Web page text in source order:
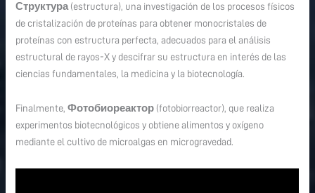
Структура (estructura), una investigación de los procesos físicos
de cristalización de proteínas para obtener monocristales de
proteínas con estructura perfecta, adecuados para el análisis
estructural de rayos-X y descifrar su estructura en interés de las
ciencias fundamentales, la medicina y la biotecnología.
Finalmente,Фотобиореактор (fotobiorreactor), que realiza
experimentos biotecnológicos y obtiene alimentos y oxígeno
mediante el cultivo de microalgas en microgravedad.